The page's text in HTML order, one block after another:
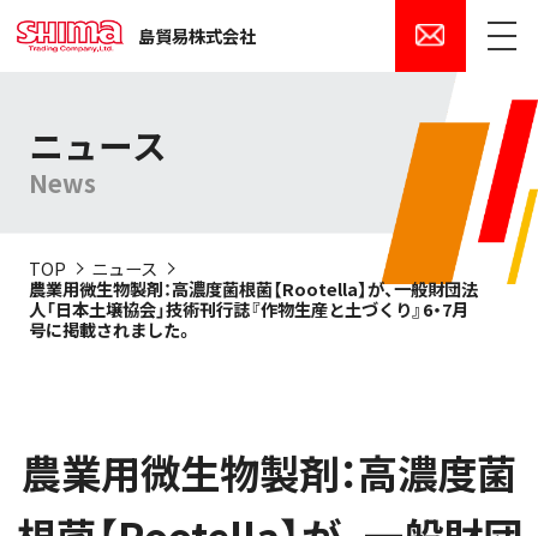
島貿易株式会社
ニュース
News
TOP
ニュース
農業用微生物製剤：高濃度菌根菌【Rootella】が、一般財団法
人「日本土壌協会」技術刊行誌『作物生産と土づくり』6・7月
号に掲載されました。
農業用微生物製剤：高濃度菌